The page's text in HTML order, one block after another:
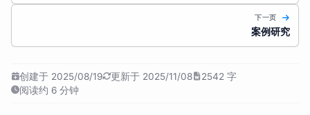
下一页
案例研究
创建于 2025/08/19 更新于 2025/11/08
2542 字
阅读约 6 分钟